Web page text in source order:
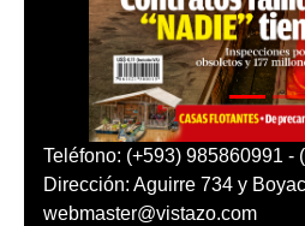
Teléfono: (+593) 985860991 -
Dirección: Aguirre 734 y
webmaster@vistazo.com